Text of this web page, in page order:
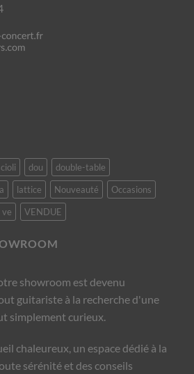
dou
double-table
lattice Nouveauté
Occasions
ve VENDUE
showroom est devenu
guitariste à la recherche d'une
simplement curieux.
chaleureux, un espace dédié à la
sérénité et des conseils